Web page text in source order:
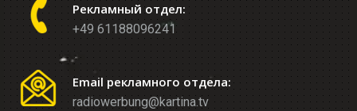
Рекламный отдел:
+49 61188096241
Email рекламного отдела:
radiowerbung@kartina.tv